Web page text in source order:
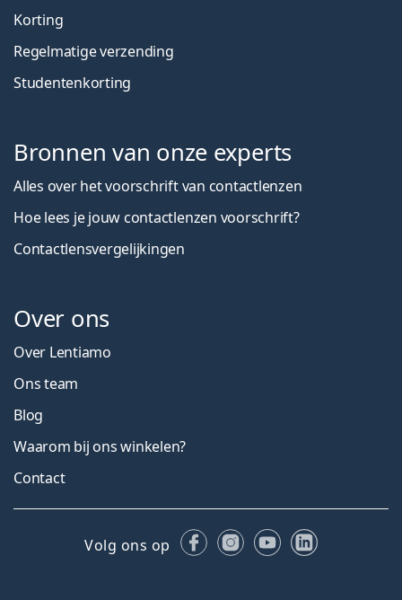
Korting
Regelmatige verzending
Studentenkorting
Bronnen van onze experts
Alles over het voorschrift van contactlenzen
Hoe lees je jouw contactlenzen voorschrift?
Contactlensvergelijkingen
Over ons
Over Lentiamo
Ons team
Blog
Waarom bij ons winkelen?
Contact
Volg ons op FacebookInstagram
YouTubeLinkedIn